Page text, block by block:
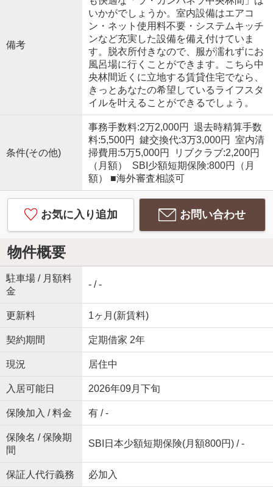
備考
いかがでしょうか。室内設備はエアコ
ン・ネット使用料不要・システムキッチ
ンなど充実した設備を備え付けていま
す。脱衣所付きなので、服が濡れずにお
風呂場に行くことができます。こちら中
央林間近くに立地する賃貸住宅でなら、
きっとあなたの希望しているライフスタ
イルを叶えることができるでしょう。
条件(その他)
事務手数料:2万2,000円 退去時精算手数
料:5,500円 鍵交換代:3万3,000円 室内清
掃費用:5万5,000円 リブクラブ:2,200円
（月額） SBI少額短期保険:800円（月
額） ■海外審査相談可
お気に入り追加 お問い合わせ
物件概要
駐車場 / 月額料
金
- / -
更新料 1ヶ月(新賃料)
契約期間 定期借家 2年
現況 居住中
入居可能日 2026年09月下旬
保険加入 / 料金 有 / -
保険名 / 保険期
間
SBI日本少額短期保険(月額800円) / -
保証人代行義務 必加入